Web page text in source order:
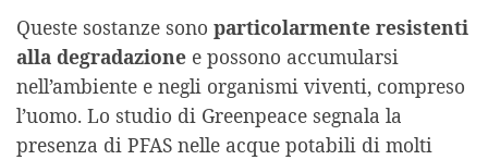
Queste sostanze sono particolarmente resistenti
alla degradazione e possono accumularsi
nell’ambiente e negli organismi viventi, compreso
l’uomo. Lo studio di Greenpeace segnala la
presenza di PFAS nelle acque potabili di molti